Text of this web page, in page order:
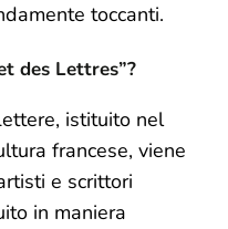
toccanti.
des Lettres”?
istituito nel
francese, viene
e scrittori
in maniera